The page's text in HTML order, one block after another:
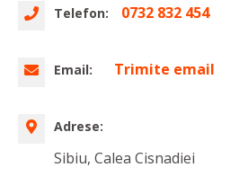
Telefon: 0732 832 454
Email: Trimite email
Adrese:
Sibiu, Calea Cisnadiei